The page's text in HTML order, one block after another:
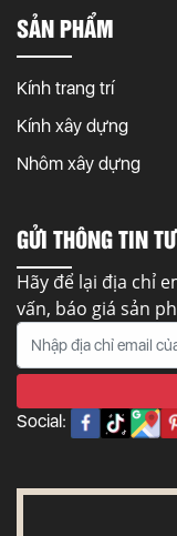
SẢN PHẨM
Kính trang trí
Kính xây dựng
Nhôm xây dựng
GỬI THÔNG TIN
Hãy để lại địa chỉ
vấn, báo giá sản
Social: